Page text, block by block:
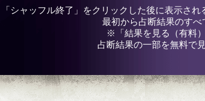
「シャッフル終了」をクリックした後に表示さ
最初から占断結果のすべ
※「結果を見る（有料
占断結果の一部を無料で